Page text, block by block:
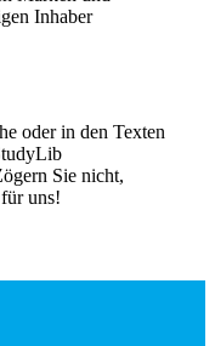
Inhaber
oder in den Texten
Sie nicht,
uns!